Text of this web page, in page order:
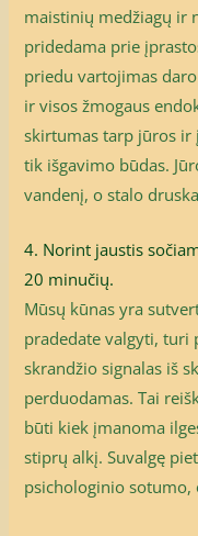
maistinių medžiagų ir
pridedama prie
priedu vartojimas
ir visos žmogaus
skirtumas tarp jūros ir
tik išgavimo būdas.
vandenį, o stalo
4. Norint jaustis
20 minučių.
Mūsų kūnas yra
pradedate valgyti, turi
skrandžio signalas iš
perduodamas. Tai
būti kiek įmanoma
stiprų alkį. Suvalgę
psichologinio sotumo,